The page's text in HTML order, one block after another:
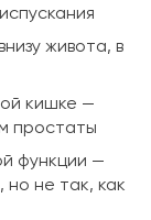
живота, в
кишке —
простаты
функции —
не так, как